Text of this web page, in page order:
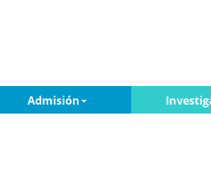
Admisión